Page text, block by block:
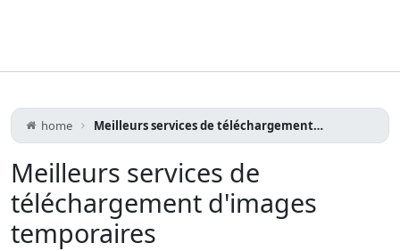
home Meilleurs services de téléchargement d'images temporaires
Meilleurs services de
téléchargement d'images
temporaires